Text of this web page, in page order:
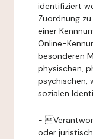
identifiziert
Zuordnung
einer
Online-
besonderen
physischen,
psychischen,
sozialen
-
oder